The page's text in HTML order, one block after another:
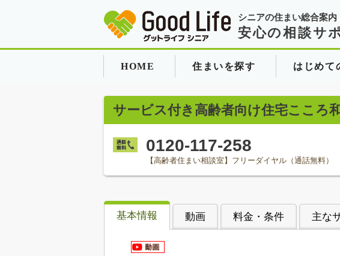
シニアの住まい総合案内
安心の相談サ
HOME 住まいを探す はじめて
サービス付き高齢者向け住宅こころ
0120-117-258
【高齢者住まい相談室】フリーダイヤル（通話無料）
基本情報 動画 料金・条件 主な